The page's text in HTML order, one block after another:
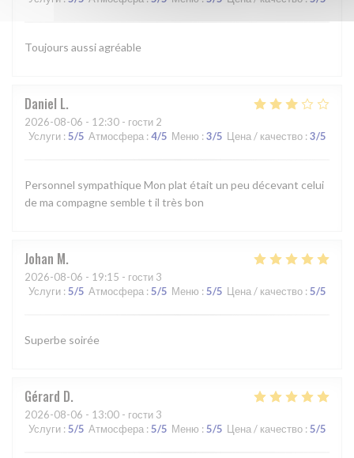
Toujours aussi agréable
Daniel L
2026-08-06 - 12:30 - гости 2
Услуги : 5/5 Атмосфера : 4/5 Меню : 3/5 Цена / качество : 3/5
Personnel sympathique Mon plat était un peu décevant celui
de ma compagne semble t il très bon
Johan M
2026-08-06 - 19:15 - гости 3
Услуги : 5/5 Атмосфера : 5/5 Меню : 5/5 Цена / качество : 5/5
Superbe soirée
Gérard D
2026-08-06 - 13:00 - гости 3
Услуги : 5/5 Атмосфера : 5/5 Меню : 5/5 Цена / качество : 5/5